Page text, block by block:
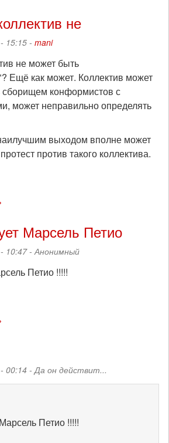
не
15:15 - mani
не может быть
Ещё как может. Коллектив может
сборищем конформистов с
может неправильно определять
выходом вполне может
против такого коллектива.
Марсель Петио
10:47 -Анонимный
Петио !!!!!
00:14 -Да он действит...
Петио !!!!!